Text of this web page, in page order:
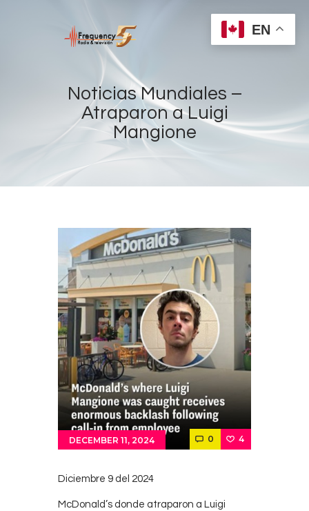
Noticias Mundiales –
Atraparon a Luigi
Mangione
Home
Live
Sports
News
Events
Store
Contacts
Cine
DECEMBER 11, 2024 0 4
Diciembre 9 del 2024
McDonald’s donde atraparon a Luigi
EN